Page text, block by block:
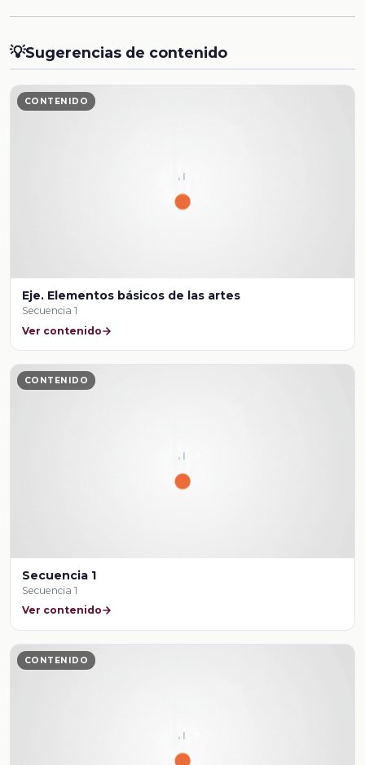
💡Sugerencias de contenido
CONTENIDO
Eje. Elementos básicos de las artes
Secuencia 1
Ver contenido
CONTENIDO
Secuencia 1
Secuencia 1
Ver contenido
CONTENIDO